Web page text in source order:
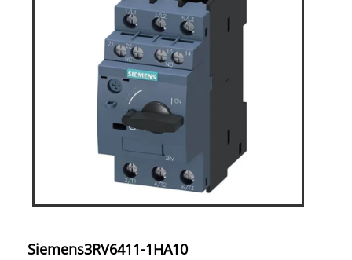
Siemens3RV6411-1HA10